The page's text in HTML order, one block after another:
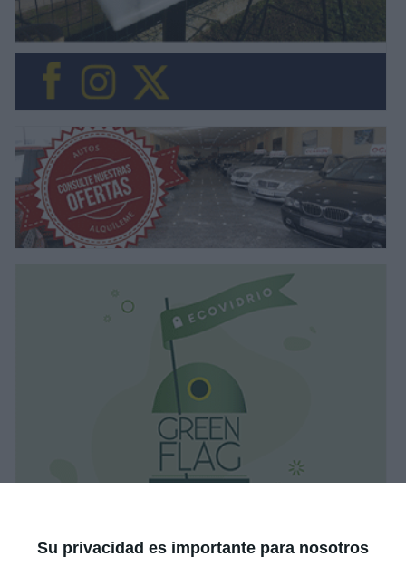
Su privacidad es importante para nosotros